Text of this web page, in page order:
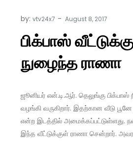
by:vtv24x7
பிக்பாஸ்
நுழைந்த ராணா
ஜூனியர் என்.டி.ஆர். தெலுங்கு
வழங்கி வருகிறார். இதற்கான வீடு
என்ற இடத்தில் அமைக்கப்பட்டுள்ளது.
இந்த வீட்டுக்குள் ராணா சென்றார்.